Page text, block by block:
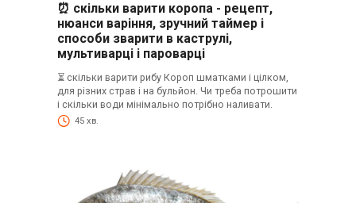
⏰ скільки варити коропа - рецепт,
нюанси варіння, зручний таймер і
способи зварити в каструлі,
мультиварці і пароварці
⏳ скільки варити рибу Короп шматками і цілком,
для різних страв і на бульйон. Чи треба потрошити
і скільки води мінімально потрібно наливати.
45 хв.